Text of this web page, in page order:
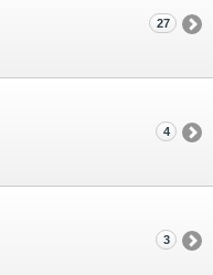
27
4
3